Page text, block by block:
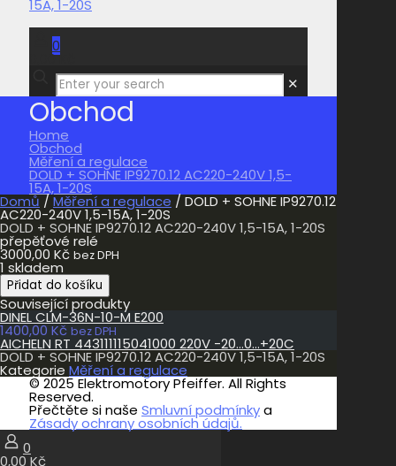
0
0,00 Kč
✕
Obchod
Home
Obchod
Měření a regulace
DOLD + SOHNE IP9270.12 AC220-240V 1,5-
15A, 1-20S
Domů / Měření a regulace / DOLD + SOHNE IP9270.12
AC220-240V 1,5-15A, 1-20S
DOLD + SOHNE IP9270.12 AC220-240V 1,5-15A, 1-20S
přepěťové relé
3000,00 Kč bez DPH
1 skladem
DOLD
+
SOHNE
IP9270.12
AC220-
240V
1,5-
15A,
množství
Přidat do košíku
Související produkty
DINEL CLM-36N-10-M E200
1400,00 Kč bez DPH
AICHELN RT 443111115041000 220V -20…0…+20C
DOLD + SOHNE IP9270.12 AC220-240V 1,5-15A, 1-20S
Kategorie Měření a regulace
© 2025 Elektromotory Pfeiffer. All Rights
Reserved.
Přečtěte si naše Smluvní podmínkya
Zásady ochrany osobních údajů.
0
0,00 Kč